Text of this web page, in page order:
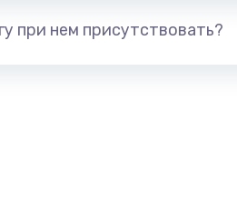
при нем присутствовать?